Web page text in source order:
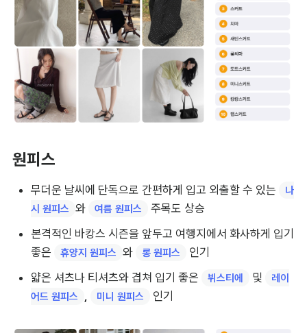
원피스
무더운 날씨에 단독으로 간편하게 입고 외출할 수 있는
나
시 원피스 와 여름 원피스
주목도 상승
본격적인 바캉스 시즌을 앞두고 여행지에서 화사하게 입기
좋은
휴양지 원피스 와 롱 원피스
인기
얇은 셔츠나 티셔츠와 겹쳐 입기 좋은
뷔스티에 및
레이
어드 원피스
미니 원피스 인기